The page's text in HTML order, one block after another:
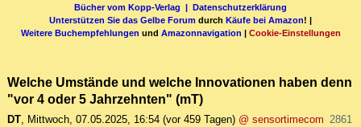
Bücher vom Kopp-Verlag | Datenschutzerklärung
Unterstützen Sie das Gelbe Forum durch Käufe bei Amazon! |
Weitere Buchempfehlungen und Amazonnavigation | Cookie-Einstellungen
Welche Umstände und welche Innovationen haben denn
"vor 4 oder 5 Jahrzehnten" (mT)
DT, Mittwoch, 07.05.2025, 16:54 (vor 459 Tagen) @ sensortimecom 2861